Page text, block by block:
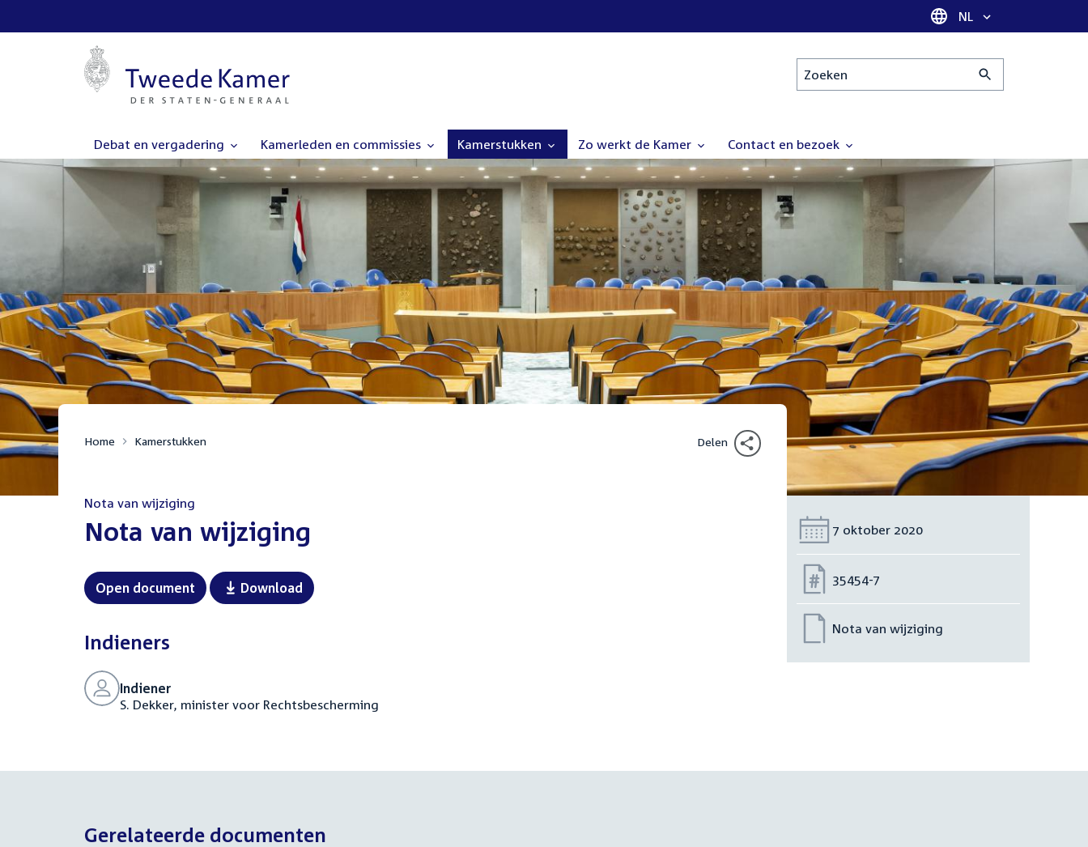
Taal selectie
NL
Zoeken
Debat en vergadering Kamerleden en commissies Kamerstukken Zo werkt de Kamer Contact en bezoek
Home Kamerstukken Delen
Nota van wijziging
:Nota van wijziging
Open document Download
Indieners
Indiener
S. Dekker, minister voor Rechtsbescherming
Datum:
7 oktober 2020
Nummer:
35454-7
Nota van wijziging
Gerelateerde documenten